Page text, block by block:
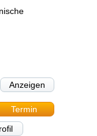
Anzeigen
Termin